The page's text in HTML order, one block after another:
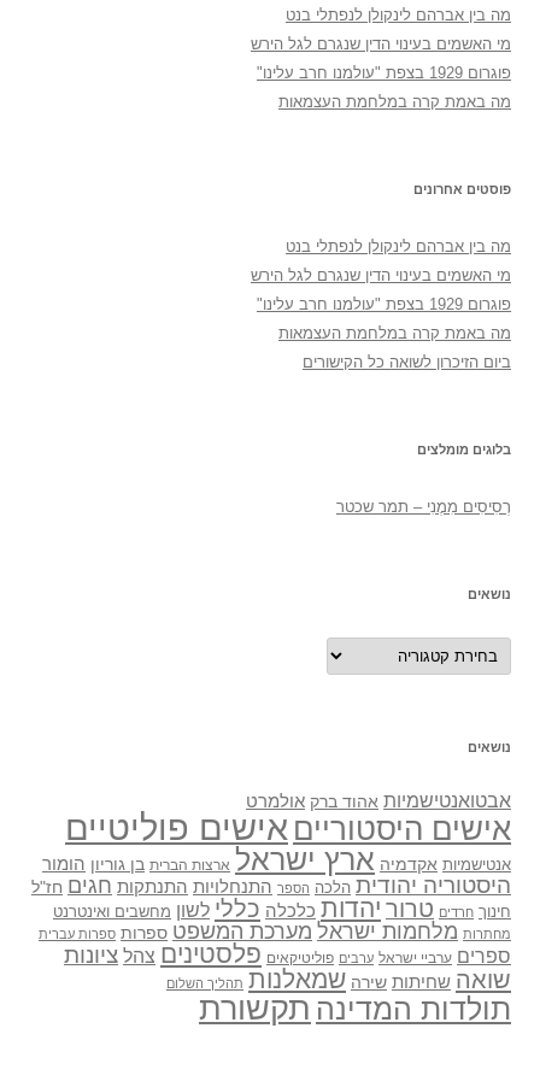
מה בין אברהם לינקולן לנפתלי בנט
מי האשמים בעינוי הדין שנגרם לגל הירש
פוגרום 1929 בצפת "עולמנו חרב עלינו"
מה באמת קרה במלחמת העצמאות
פוסטים אחרונים
מה בין אברהם לינקולן לנפתלי בנט
מי האשמים בעינוי הדין שנגרם לגל הירש
פוגרום 1929 בצפת "עולמנו חרב עלינו"
מה באמת קרה במלחמת העצמאות
ביום הזיכרון לשואה כל הקישורים
בלוגים מומלצים
רְסִיסִים מִמֶנִי – תמר שכטר
נושאים
נושאים
נושאים
אבטואנטישמיות אהוד ברק אולמרט
אישים היסטוריים אישים פוליטיים
אנטישמיות אקדמיה ארץ ישראל ארצות הברית בן גוריון הומור
היסטוריה יהודית הלכה הספר התנחלויות התנתקות חגים חז"ל
חינוך חרדים טרור יהדות כלכלה כללי לשון מחשבים ואינטרנט
מחתרות מלחמות ישראל מערכת המשפט ספרות ספרות עברית
ספרים ערביי ישראל ערבים פוליטיקאים פלסטינים צהל ציונות
שואה שחיתות שירה שמאלנות תהליך השלום
תולדות המדינה תקשורת